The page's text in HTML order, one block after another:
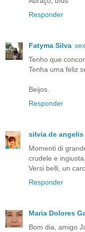
Responder
Fatyma Silva
Tenho que
Tenha uma feliz
Beijos.
Responder
silvia de angelis
Momenti di
crudele e
Versi belli, un
Responder
Maria Dolores
Bom dia, amigo